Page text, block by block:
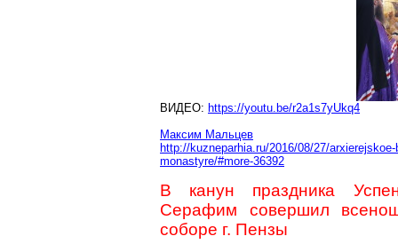
ВИДЕО: https://youtu.be/r2a1s7yUkq4
Максим Мальцев
http://kuzneparhia.ru/2016/08/27/
monastyre/#more-36392
В канун праздника
Серафим совершил
соборе г. Пензы